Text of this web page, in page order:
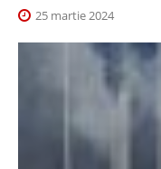
25 martie 2024